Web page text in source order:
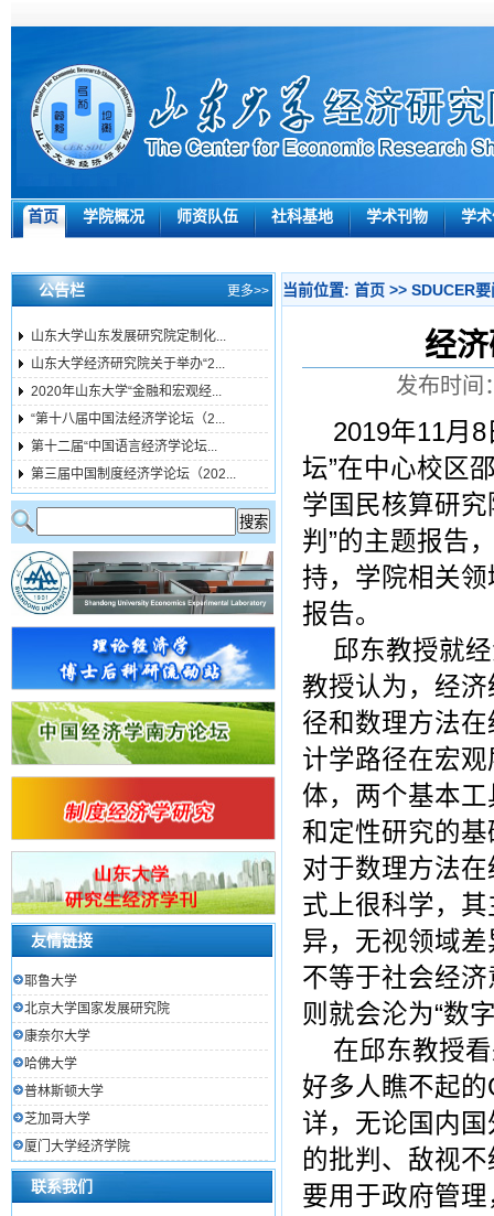
首页 学院概况 师资队伍 社科基地 学术刊物 学
公告栏 更多>>
山东大学山东发展研究院定制化...
山东大学经济研究院关于举办“2...
2020年山东大学“金融和宏观经...
“第十八届中国法经济学论坛（2...
第十二届“中国语言经济学论坛...
第三届中国制度经济学论坛（202...
友情链接
耶鲁大学
北京大学国家发展研究院
康奈尔大学
哈佛大学
普林斯顿大学
芝加哥大学
厦门大学经济学院
联系我们
当前位置: 首页 >> SDUCER要
经
发布时
2019年11月 8
坛”在中心校区
学国民核算研
判 ”的主题报告
持，学院相关
报告。
邱东教授就
教授认为，经
径和数理方法
计学路径在宏
体，两个基本
和定性研究的
对于数理方法
式上很科学，
异，无视领域
不等于社会经济
则就会沦为“数
在邱东教授
好多人瞧不起的
详，无论国内
的批判、敌视
要用于政府管